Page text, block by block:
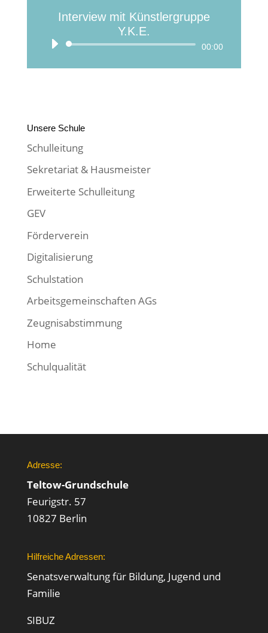
Interview mit Künstlergruppe
Y.K.E.
Audio
00:00
Unsere Schule
Schulleitung
Sekretariat & Hausmeister
Erweiterte Schulleitung
GEV
Förderverein
Digitalisierung
Schulstation
Arbeitsgemeinschaften AGs
Zeugnisabstimmung
Home
Schulqualität
Adresse:
Teltow-Grundschule
Feurigstr. 57
10827 Berlin
Hilfreiche Adressen:
Senatsverwaltung für Bildung, Jugend und
Familie
SIBUZ